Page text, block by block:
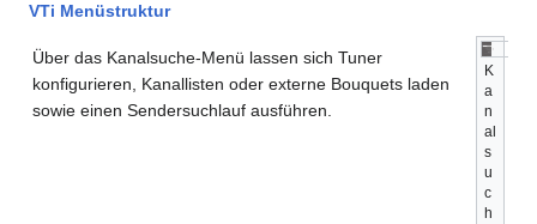
VTi Menüstruktur
Über das Kanalsuche-Menü lassen sich Tuner
konfigurieren, Kanallisten oder externe Bouquets laden
sowie einen Sendersuchlauf ausführen.
K
a
n
al
s
u
c
h